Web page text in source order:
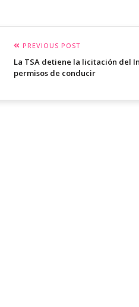
PREVIOUS POST
La TSA detiene la licitación del
permisos de conducir